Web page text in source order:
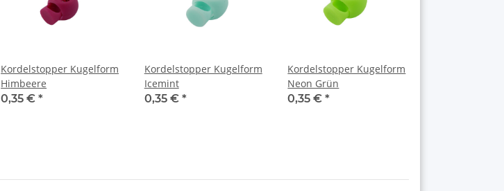
Kordelstopper Kugelform
Himbeere
0,35 €*
Kordelstopper Kugelform
Icemint
0,35 € *
Kordelstopper Kugelform
Neon Grün
0,35 €*